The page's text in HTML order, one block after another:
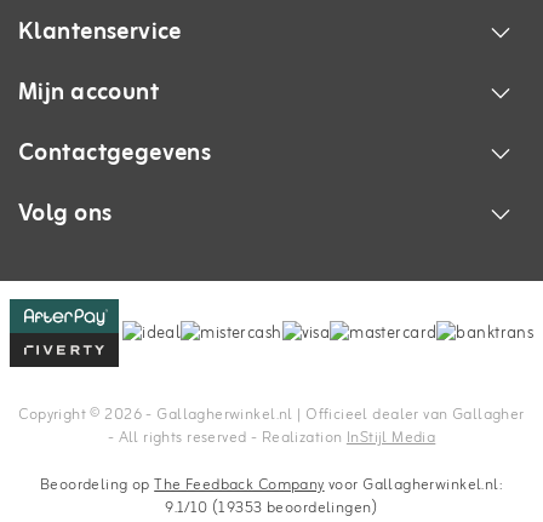
Klantenservice
Mijn account
Contactgegevens
Volg ons
Copyright © 2026 - Gallagherwinkel.nl | Officieel dealer van Gallagher
- All rights reserved - Realization InStijl Media
Beoordeling opThe Feedback Companyvoor Gallagherwinkel.nl:
9.1/10 (19353 beoordelingen)